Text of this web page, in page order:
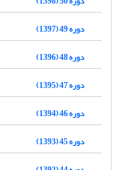
دوره 49 (1397)
دوره 48 (1396)
دوره 47 (1395)
دوره 46 (1394)
دوره 45 (1393)